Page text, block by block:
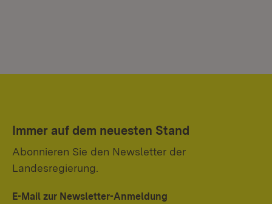
Immer auf dem neuesten Stand
Abonnieren Sie den Newsletter der
Landesregierung.
E-Mail zur Newsletter-Anmeldung